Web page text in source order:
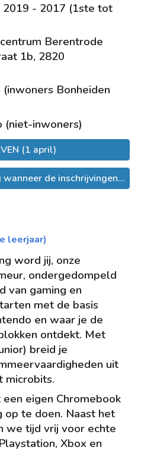
2019 - 2017 (1ste tot
centrum Berentrode
1b, 2820
(inwoners Bonheiden
inwoners)
(1 april)
Stuur me een herinnering wanneer de inschrijvingen van start gaan.
leerjaar)
word jij, onze
ondergedompeld
van gaming en
met de basis
en waar je de
ontdekt. Met
breid je
uit
microbits.
eigen Chromebook
op te doen. Naast het
we tijd vrij voor echte
Xbox en